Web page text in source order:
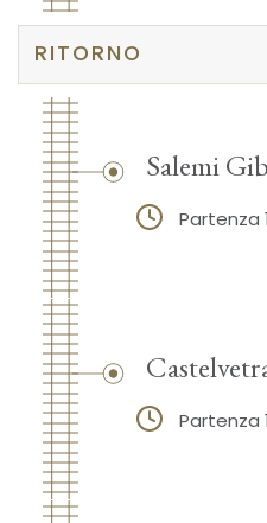
RITORNO
Salemi
Partenza
Partenza